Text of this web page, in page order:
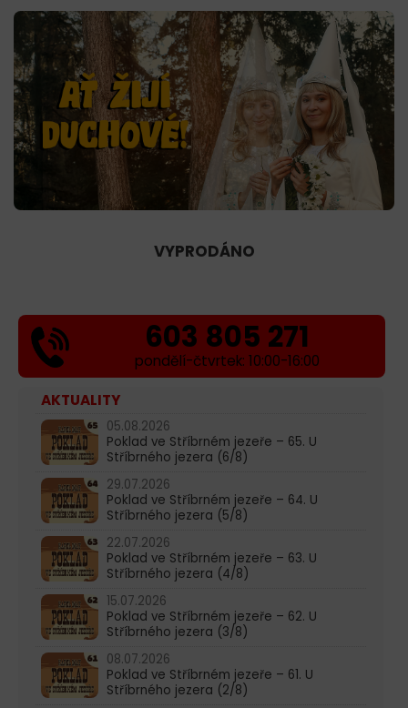
VYPRODÁNO
603 805 271
pondělí-čtvrtek: 10:00-16:00
AKTUALITY
05.08.2026
Poklad ve Stříbrném jezeře – 65. U
Stříbrného jezera (6/8)
29.07.2026
Poklad ve Stříbrném jezeře – 64. U
Stříbrného jezera (5/8)
22.07.2026
Poklad ve Stříbrném jezeře – 63. U
Stříbrného jezera (4/8)
15.07.2026
Poklad ve Stříbrném jezeře – 62. U
Stříbrného jezera (3/8)
08.07.2026
Poklad ve Stříbrném jezeře – 61. U
Stříbrného jezera (2/8)